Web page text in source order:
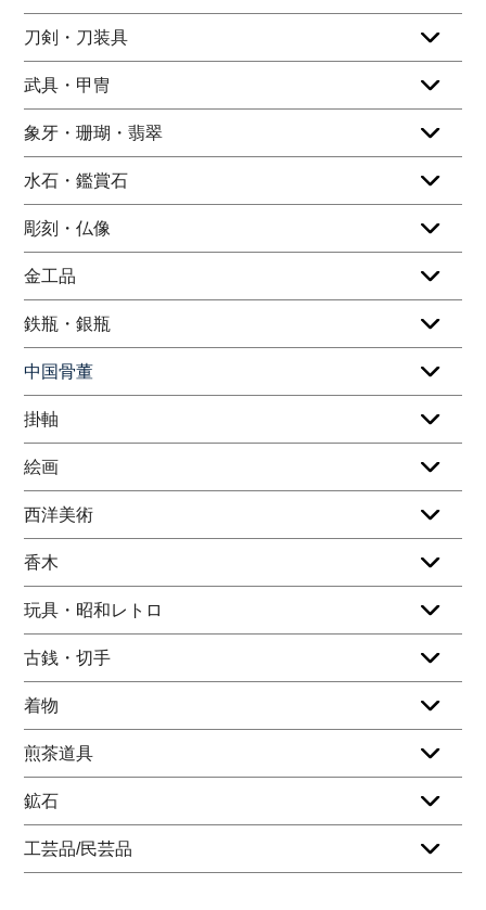
刀剣・刀装具
武具・甲冑
象牙・珊瑚・翡翠
水石・鑑賞石
彫刻・仏像
金工品
鉄瓶・銀瓶
中国骨董
掛軸
絵画
西洋美術
香木
玩具・昭和レトロ
古銭・切手
着物
煎茶道具
鉱石
工芸品/民芸品